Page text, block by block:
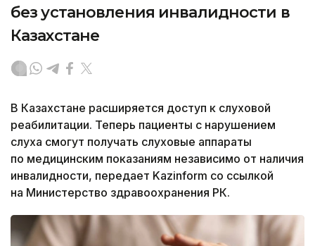
без установления инвалидности в
Казахстане
В Казахстане расширяется доступ к слуховой
реабилитации. Теперь пациенты с нарушением
слуха смогут получать слуховые аппараты
по медицинским показаниям независимо от наличия
инвалидности, передает Kazinform со ссылкой
на Министерство здравоохранения РК.